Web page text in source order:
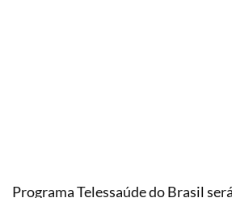
Programa Telessaúde do Brasil